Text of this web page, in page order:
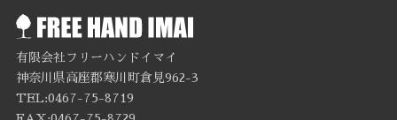
有限会社フリーハンドイマイ
神奈川県高座郡寒川町倉見962-3
TEL:0467-75-8719